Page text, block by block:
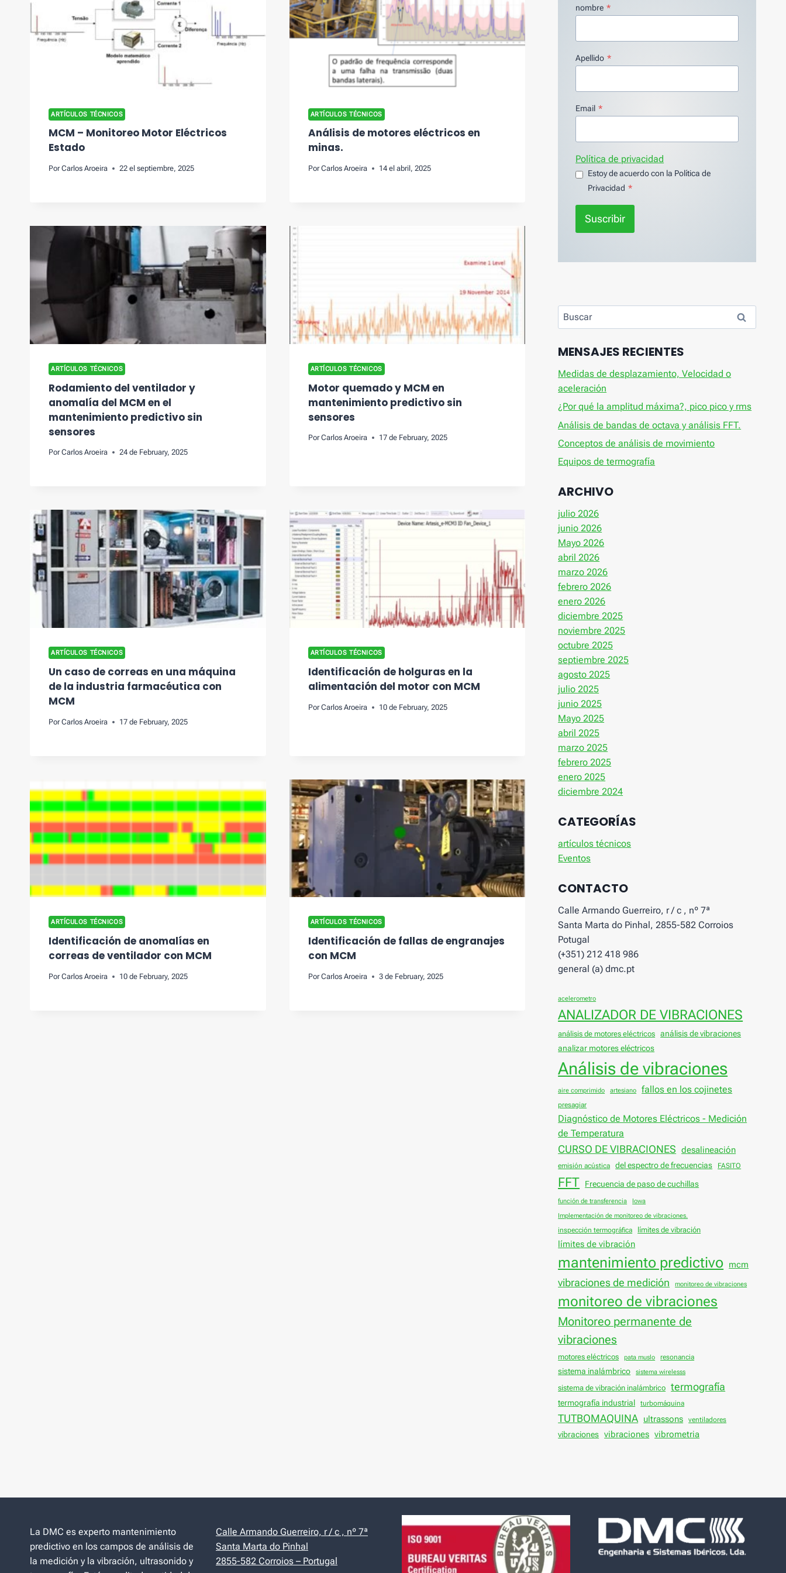
ARTÍCULOS TÉCNICOS
MCM – Monitoreo Motor Eléctricos
Estado
Por Carlos Aroeira 22 el septiembre, 2025
ARTÍCULOS TÉCNICOS
Análisis de motores eléctricos en
minas.
Por Carlos Aroeira 14 el abril, 2025
ARTÍCULOS TÉCNICOS
Rodamiento del ventilador y
anomalía del MCM en el
mantenimiento predictivo sin
sensores
Por Carlos Aroeira 24 de February, 2025
ARTÍCULOS TÉCNICOS
Motor quemado y MCM en
mantenimiento predictivo sin
sensores
Por Carlos Aroeira 17 de February, 2025
ARTÍCULOS TÉCNICOS
Un caso de correas en una máquina
de la industria farmacéutica con
MCM
Por Carlos Aroeira 17 de February, 2025
ARTÍCULOS TÉCNICOS
Identificación de holguras en la
alimentación del motor con MCM
Por Carlos Aroeira 10 de February, 2025
ARTÍCULOS TÉCNICOS
Identificación de anomalías en
correas de ventilador con MCM
Por Carlos Aroeira 10 de February, 2025
ARTÍCULOS TÉCNICOS
Identificación de fallas de engranajes
con MCM
Por Carlos Aroeira 3 de February, 2025
nombre *
Apellido *
Email *
Política de privacidad
Estoy de acuerdo con la Política de
Privacidad *
Suscribir
Buscar:
MENSAJES RECIENTES
Medidas de desplazamiento, Velocidad o
aceleración
¿Por qué la amplitud máxima?, pico pico y rms
Análisis de bandas de octava y análisis FFT.
Conceptos de análisis de movimiento
Equipos de termografía
ARCHIVO
julio 2026
junio 2026
Mayo 2026
abril 2026
marzo 2026
febrero 2026
enero 2026
diciembre 2025
noviembre 2025
octubre 2025
septiembre 2025
agosto 2025
julio 2025
junio 2025
Mayo 2025
abril 2025
marzo 2025
febrero 2025
enero 2025
diciembre 2024
CATEGORÍAS
artículos técnicos
Eventos
CONTACTO
Calle Armando Guerreiro, r / c , nº 7ª
Santa Marta do Pinhal, 2855-582 Corroios
Potugal
(+351) 212 418 986
general (a) dmc.pt
acelerometro
ANALIZADOR DE VIBRACIONES
análisis de motores eléctricos
análisis de vibraciones
analizar motores eléctricos
Análisis de vibraciones
aire comprimido artesiano fallos en los cojinetes
presagiar
Diagnóstico de Motores Eléctricos - Medición
de Temperatura
CURSO DE VIBRACIONES desalineación
emisión acústica del espectro de frecuencias FASITO
FFT Frecuencia de paso de cuchillas
función de transferencia
Iowa
Implementación de monitoreo de vibraciones.
inspección termográfica límites de vibración
límites de vibración
mantenimiento predictivo mcm
vibraciones de medición monitoreo de vibraciones
monitoreo de vibraciones
Monitoreo permanente de
vibraciones
motores eléctricos pata muslo resonancia
sistema inalámbrico sistema wirelesss
sistema de vibración inalámbrico termografía
termografía industrial turbomáquina
TUTBOMAQUINA ultrassons ventiladores
vibraciones vibraciones vibrometria
La DMC es experto mantenimiento
predictivo en los campos de análisis de
la medición y la vibración, ultrasonido y
Calle Armando Guerreiro, r / c , nº 7ª
Santa Marta do Pinhal
2855-582 Corroios – Portugal